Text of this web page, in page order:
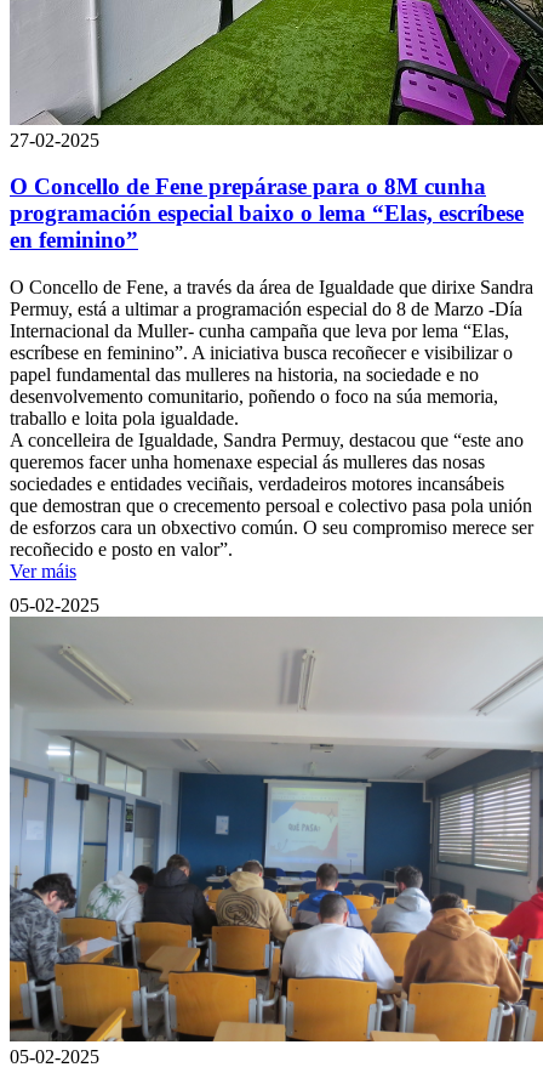
27-02-2025
O Concello de Fene prepárase para o 8M cunha
programación especial baixo o lema “Elas, escríbese
en feminino”
O Concello de Fene, a través da área de Igualdade que dirixe Sandra
Permuy, está a ultimar a programación especial do 8 de Marzo -Día
Internacional da Muller- cunha campaña que leva por lema “Elas,
escríbese en feminino”. A iniciativa busca recoñecer e visibilizar o
papel fundamental das mulleres na historia, na sociedade e no
desenvolvemento comunitario, poñendo o foco na súa memoria,
traballo e loita pola igualdade.
A concelleira de Igualdade, Sandra Permuy, destacou que “este ano
queremos facer unha homenaxe especial ás mulleres das nosas
sociedades e entidades veciñais, verdadeiros motores incansábeis
que demostran que o crecemento persoal e colectivo pasa pola unión
de esforzos cara un obxectivo común. O seu compromiso merece ser
recoñecido e posto en valor”.
Ver máis
05-02-2025
05-02-2025